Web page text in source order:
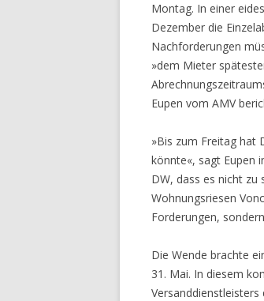
Montag. In einer
Dezember die
Nachforderungen
»dem Mieter
Eupen vom AMV
»Bis zum Freitag hat
könnte«, sagt Eupen
DW, dass es nicht
Wohnungsriesen
Forderungen,
Die Wende brachte
31. Mai. In diesem